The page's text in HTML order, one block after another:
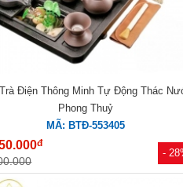
-
Điện Thông Minh Tự Động Thác
Phong Thuỷ
MÃ: BTĐ-553405
đ